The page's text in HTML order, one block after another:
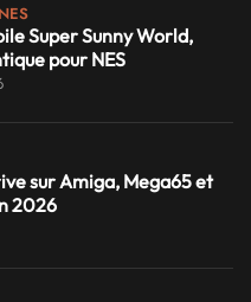
Super Sunny World,
pour NES
sur Amiga, Mega65 et
2026